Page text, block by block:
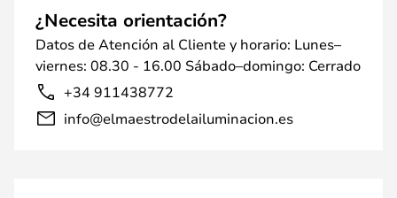
¿Necesita orientación?
Datos de Atención al Cliente y horario: Lunes–
viernes: 08.30 - 16.00 Sábado–domingo: Cerrado
+34 911438772
info@elmaestrodelailuminacion.es